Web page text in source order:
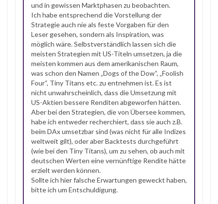
und in gewissen Marktphasen zu beobachten.
Ich habe entsprechend die Vorstellung der
Strategie auch nie als feste Vorgaben für den
Leser gesehen, sondern als Inspiration, was
möglich wäre. Selbstverständlich lassen sich die
meisten Strategien mit US-Titeln umsetzen, ja die
meisten kommen aus dem amerikanischen Raum,
was schon den Namen „Dogs of the Dow“, „Foolish
Four“, Tiny Titans etc. zu entnehmen ist. Es ist
nicht unwahrscheinlich, dass die Umsetzung mit
US-Aktien bessere Renditen abgeworfen hätten.
Aber bei den Strategien, die von Übersee kommen,
habe ich entweder recherchiert, dass sie auch z.B.
beim DAx umsetzbar sind (was nicht für alle Indizes
weltweit gilt), oder aber Backtests durchgeführt
(wie bei den Tiny Titans), um zu sehen, ob auch mit
deutschen Werten eine vernünftige Rendite hätte
erzielt werden können.
Sollte ich hier falsche Erwartungen geweckt haben,
bitte ich um Entschuldigung.